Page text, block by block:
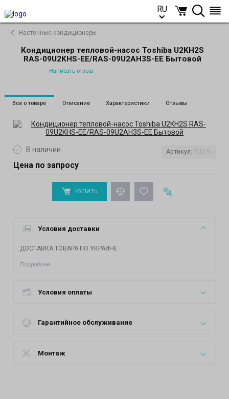
RU
Настенные кондиционеры
Кондиционер тепловой-насос Toshiba U2KH2S
RAS-09U2KHS-EE/RAS-09U2AH3S-EE Бытовой
Написать отзыв
Все о товаре Описание Характеристики Отзывы
В наличии
Цена по запросу
Артикул:TU2 9
КУПИТЬ
Условия доставки
ДОСТАВКА ТОВАРА ПО УКРАИНЕ
Подробнее
Условия оплаты
Гарантийное обслуживание
Монтаж